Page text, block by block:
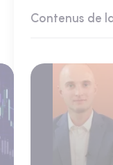
Contenus de